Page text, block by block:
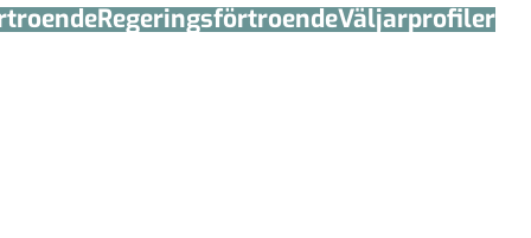
Regerings­förtroendeVäljarprofiler